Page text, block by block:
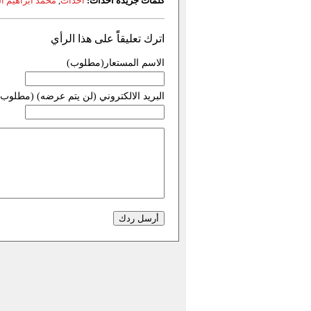
اترك تعليقاًً على هذا الرأي
الاسم المستعار(مطلوب)
البريد الالكتروني (لن يتم عرضه)